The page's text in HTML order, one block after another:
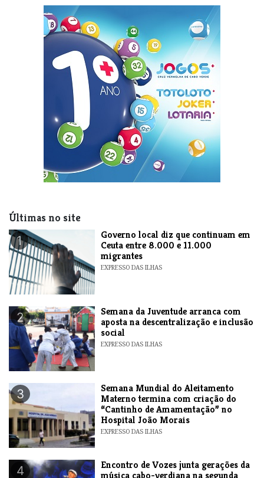
Últimas no site
1
​Governo local diz que continuam em
Ceuta entre 8.000 e 11.000
migrantes
EXPRESSO DAS ILHAS
2
Semana da Juventude arranca com
aposta na descentralização e inclusão
social
EXPRESSO DAS ILHAS
3
Semana Mundial do Aleitamento
Materno termina com criação do
“Cantinho de Amamentação” no
Hospital João Morais
EXPRESSO DAS ILHAS
4
Encontro de Vozes junta gerações da
música cabo-verdiana na segunda